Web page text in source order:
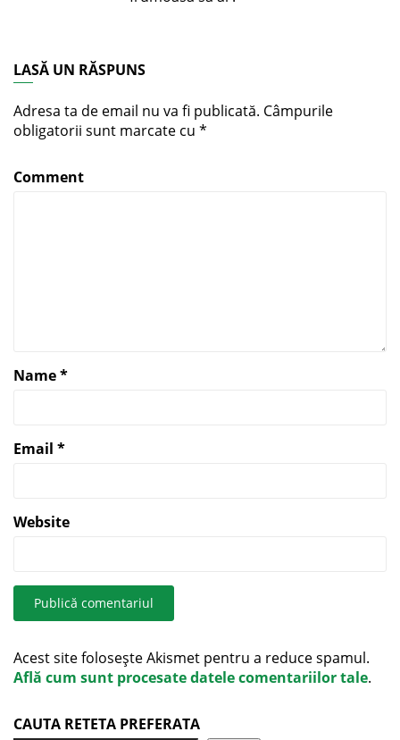
LASĂ UN RĂSPUNS
Adresa ta de email nu va fi publicată. Câmpurile
obligatorii sunt marcate cu *
Comment
Name*
Email *
Website
Acest site folosește Akismet pentru a reduce spamul.
Află cum sunt procesate datele comentariilor tale.
CAUTA RETETA PREFERATA